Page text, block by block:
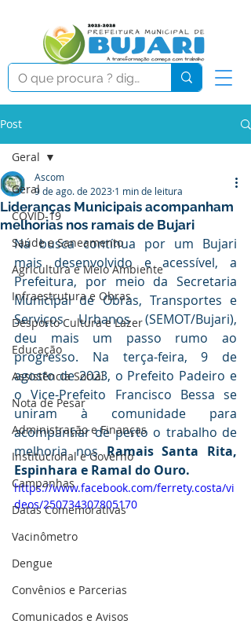
Post
Geral
COVID-19
Saúde e Saneamento
Agricultura e Meio Ambiente
Infraestrutura e Obras
Desporto Cultura e Lazer
Educação
Assistência Social
Nota de Pesar
Administração e Finanças
Institucional e Governo
Campanhas
Datas Comemorativas
Vacinômetro
Dengue
Convênios e Parcerias
Comunicados e Avisos
Geral
Lideranças Municipais acompanham
melhorias nos ramais de Bujari
Ascom
9 de ago. de 2023 1 min de leitura
Na busca contínua por um Bujari
mais desenvolvido e acessível, a
Prefeitura, por meio da Secretaria
Municipal de Obras, Transportes e
Serviços Urbanos (SEMOT/Bujari),
deu mais um passo rumo ao
progresso. Na terça-feira, 9 de
agosto de 2023, o Prefeito Padeiro e
o Vice-Prefeito Francisco Bessa se
uniram à comunidade para
acompanhar de perto o trabalho de
melhoria nos Ramais Santa Rita,
Espinhara e Ramal do Ouro.
https://www.facebook.com/ferrety.costa/vi
deos/250734307805170